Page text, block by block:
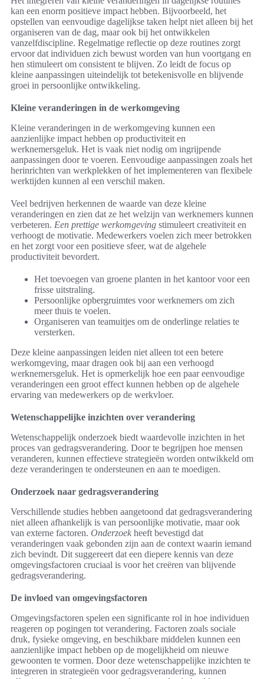
kan een enorm positieve impact hebben. Bijvoorbeeld, het
opstellen van eenvoudige dagelijkse taken helpt niet alleen bij het
organiseren van de dag, maar ook bij het ontwikkelen
vanzelfdiscipline. Regelmatige reflectie op deze routines zorgt
ervoor dat individuen zich bewust worden van hun voortgang en
hen stimuleert om consistent te blijven. Zo leidt de focus op
kleine aanpassingen uiteindelijk tot betekenisvolle en blijvende
groei in persoonlijke ontwikkeling.
Kleine veranderingen in de werkomgeving
Kleine veranderingen in de werkomgeving kunnen een
aanzienlijke impact hebben op productiviteit en
werknemersgeluk. Het is vaak niet nodig om ingrijpende
aanpassingen door te voeren. Eenvoudige aanpassingen zoals het
herinrichten van werkplekken of het implementeren van flexibele
werktijden kunnen al een verschil maken.
Veel bedrijven herkennen de waarde van deze kleine
veranderingen en zien dat ze het welzijn van werknemers kunnen
verbeteren. Een prettige werkomgeving stimuleert creativiteit en
verhoogt de motivatie. Medewerkers voelen zich meer betrokken
en het zorgt voor een positieve sfeer, wat de algehele
productiviteit bevordert.
Het toevoegen van groene planten in het kantoor voor een
frisse uitstraling.
Persoonlijke opbergruimtes voor werknemers om zich
meer thuis te voelen.
Organiseren van teamuitjes om de onderlinge relaties te
versterken.
Deze kleine aanpassingen leiden niet alleen tot een betere
werkomgeving, maar dragen ook bij aan een verhoogd
werknemersgeluk. Het is opmerkelijk hoe een paar eenvoudige
veranderingen een groot effect kunnen hebben op de algehele
ervaring van medewerkers op de werkvloer.
Wetenschappelijke inzichten over verandering
Wetenschappelijk onderzoek biedt waardevolle inzichten in het
proces van gedragsverandering. Door te begrijpen hoe mensen
veranderen, kunnen effectieve strategieën worden ontwikkeld om
deze veranderingen te ondersteunen en aan te moedigen.
Onderzoek naar gedragsverandering
Verschillende studies hebben aangetoond dat gedragsverandering
niet alleen afhankelijk is van persoonlijke motivatie, maar ook
van externe factoren. Onderzoek heeft bevestigd dat
veranderingen vaak gebonden zijn aan de context waarin iemand
zich bevindt. Dit suggereert dat een diepere kennis van deze
omgevingsfactoren cruciaal is voor het creëren van blijvende
gedragsverandering.
De invloed van omgevingsfactoren
Omgevingsfactoren spelen een significante rol in hoe individuen
reageren op pogingen tot verandering. Factoren zoals sociale
druk, fysieke omgeving, en beschikbare middelen kunnen een
aanzienlijke impact hebben op de mogelijkheid om nieuwe
gewoonten te vormen. Door deze wetenschappelijke inzichten te
integreren in strategieën voor gedragsverandering, kunnen